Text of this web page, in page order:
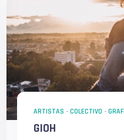
ARTISTAS - COLECTIVO -
GIOH